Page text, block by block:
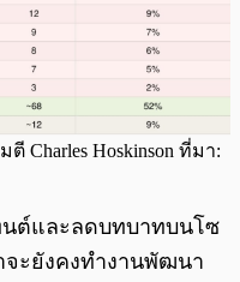
Charles Hoskinson ที่มา:
นต์และลดบทบาทบนโซ
จะยังคงทำงานพัฒนา